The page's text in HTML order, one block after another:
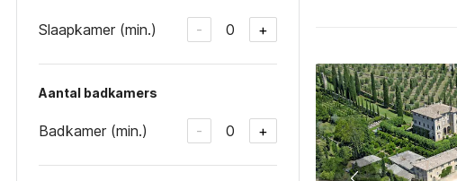
Slaapkamer (min.) - 0 +
Aantal badkamers
Badkamer (min.) - 0 +